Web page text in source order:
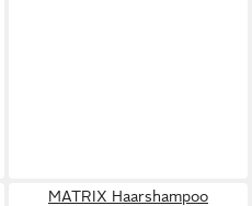
MATRIX Haarshampoo